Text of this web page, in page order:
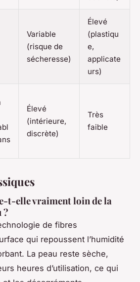
Variable
(risque de
sécheresse)
Élevé
(plastiqu
e,
applicate
urs)
Élevé
(intérieure,
discrète)
Très
faible
t-elle vraiment loin de la
?
de fibres
qui repoussent l’humidité
La peau reste sèche,
heures d’utilisation, ce qui